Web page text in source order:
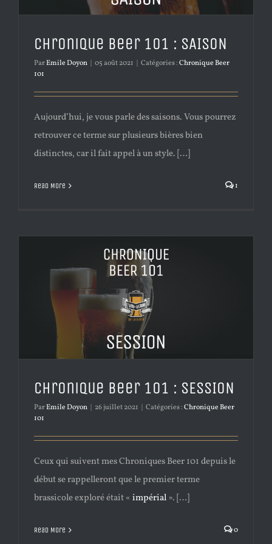
Chronique Beer 101 : SAISON
ParEmile Doyon 05 août 2021 Catégories :Chronique Beer
101
Aujourd’hui, je vous parle des saisons. Vous pourrez
retrouver ce terme sur plusieurs bières bien
distinctes, car il fait appel à un style. […]
Read More 1
Chronique Beer 101 : SESSION
ParEmile Doyon 26 juillet 2021 Catégories :Chronique Beer
101
Ceux qui suivent mes Chroniques Beer 101 depuis le
début se rappelleront que le premier terme
brassicole exploré était « impérial ». […]
Read More 0